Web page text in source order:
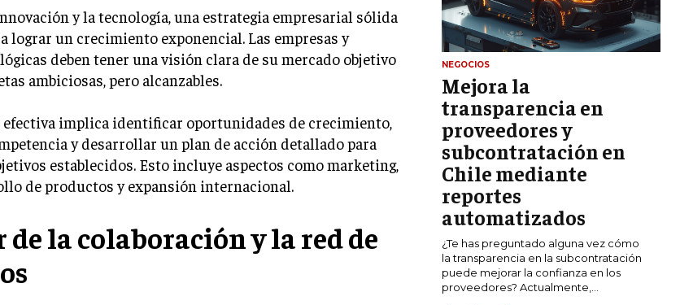
FINANZAS
FINANZAS Y CONTABILIDAD
GESTIÓN DE RECURSOS FINANCIEROS
INVERSIONES Y MERCADOS FINANCIEROS
CONTABILIDAD EMPRESARIAL
ECONOMÍA EMPRESARIAL
INTERNACIONAL
NEGOCIOS INTERNACIONALES
COMERCIO INTERNACIONAL
EXPANSIÓN GLOBAL
y la tecnología, una estrategia empresarial sólida
lograr un crecimiento exponencial. Las empresas y
deben tener una visión clara de su mercado objetivo
ambiciosas, pero alcanzables.
efectiva implica identificar oportunidades de crecimiento,
y desarrollar un plan de acción detallado para
establecidos. Esto incluye aspectos como marketing,
de productos y expansión internacional.
de la colaboración y la red de
NEGOCIOS
Mejora la
transparencia en
proveedores y
subcontratación en
Chile mediante
reportes
automatizados
¿Te has preguntado alguna vez cómo
la transparencia en la subcontratación
puede mejorar la confianza en los
proveedores? Actualmente,...